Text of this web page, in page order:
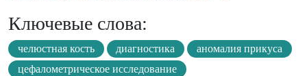
Ключевые слова:
челюстная кость диагностика
аномалия прикуса
цефалометрическое исследование